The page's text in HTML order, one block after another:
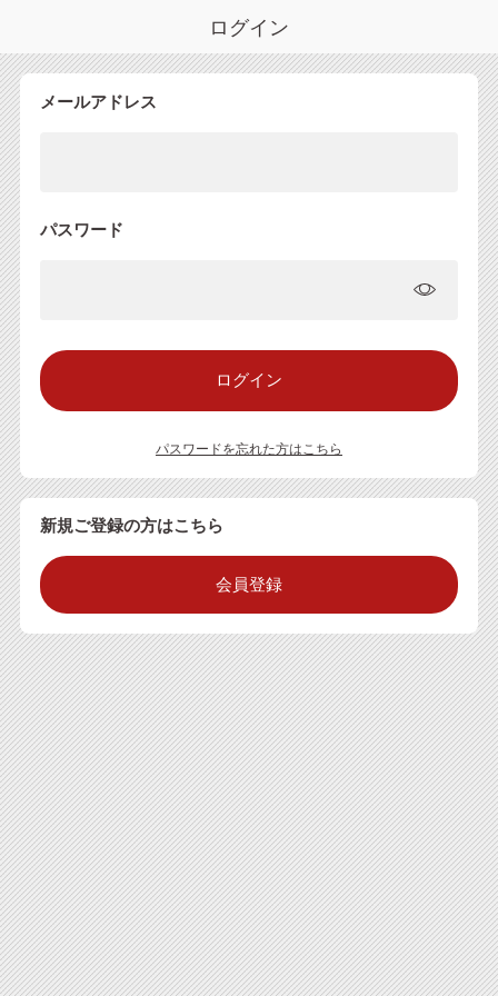
ログイン
メールアドレス
パスワード
パスワードを忘れた方はこちら
新規ご登録の方はこちら
会員登録